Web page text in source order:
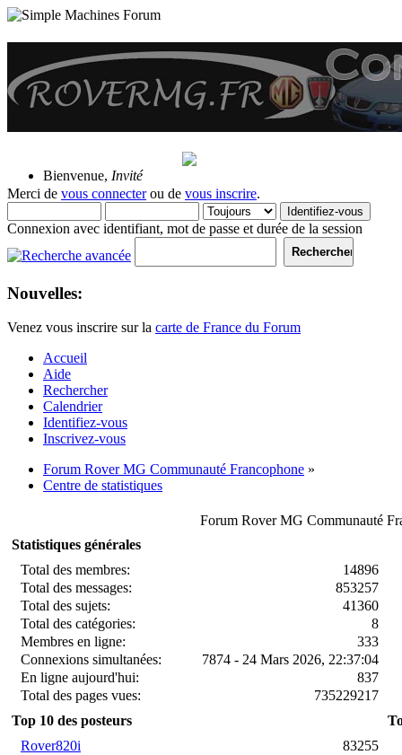
Bienvenue, Invité
Merci de vous connecterou de vous inscrire.
Connexion avec identifiant, mot de passe et durée de la session
Nouvelles:
Venez vous inscrire sur la carte de France du Forum
Accueil
Aide
Rechercher
Calendrier
Identifiez-vous
Inscrivez-vous
Forum Rover MG Communauté Francophone »
Centre de statistiques
Forum Rover MG Communauté
Statistiques générales
Total des membres:
14896
Total des messages:
853257
Total des sujets:
41360
Total des catégories:
8
Membres en ligne:
333
Connexions simultanées:
7874 - 24 Mars 2026, 22:37:04
En ligne aujourd'hui:
837
Total des pages vues:
735229217
Top 10 des posteurs
Rover820i
83255